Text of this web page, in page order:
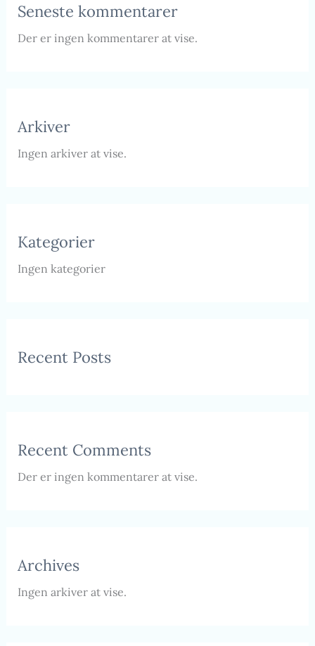
Seneste kommentarer
Der er ingen kommentarer at vise.
Arkiver
Ingen arkiver at vise.
Kategorier
Ingen kategorier
Recent Posts
Recent Comments
Der er ingen kommentarer at vise.
Archives
Ingen arkiver at vise.